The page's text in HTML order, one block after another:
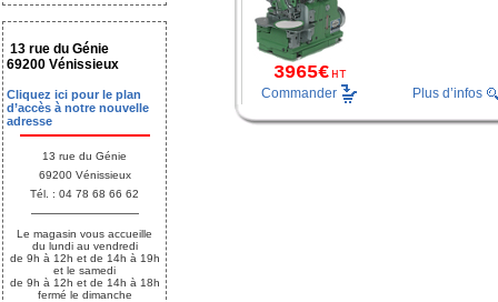
13 rue du Génie
69200 Vénissieux
Cliquez ici pour le plan
d’accès à notre nouvelle
adresse
13 rue du Génie
69200 Vénissieux
Tél. : 04 78 68 66 62
Le magasin vous accueille
du lundi au vendredi
de 9h à 12h et de 14h à 19h
et le samedi
de 9h à 12h et de 14h à 18h
fermé le dimanche
3965€ HT
Commander Plus d’infos